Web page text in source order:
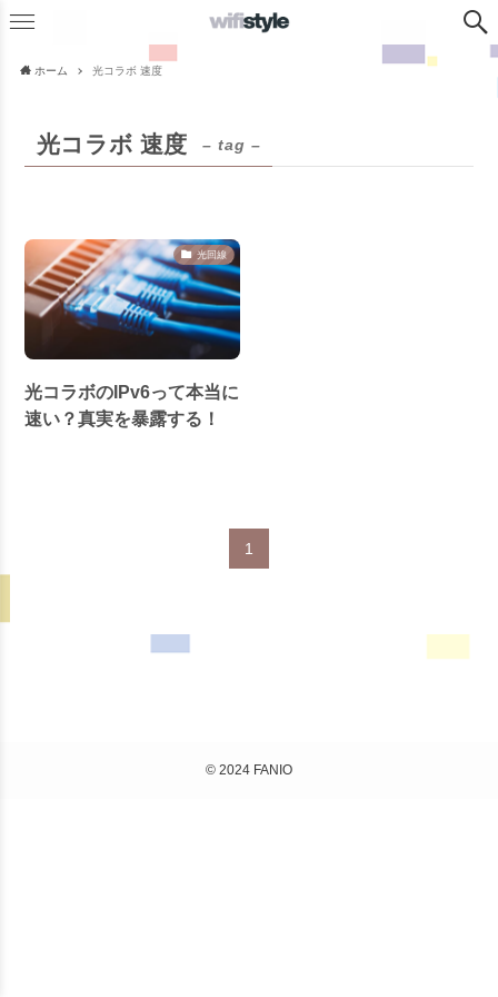
ホーム 光コラボ 速度
光コラボ 速度 – tag –
光回線
光コラボのIPv6って本当に
速い？真実を暴露する！
1
© 2024 FANIO